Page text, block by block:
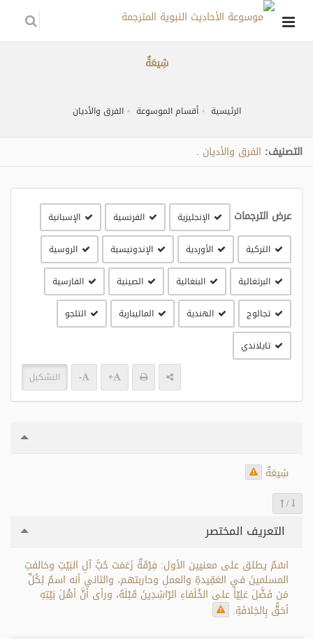
شِيعَةٌ
الرئيسية أقسام الموسوعة الفرق والأديان
التصنيف: الفرق والأديان
عرض الترجمات الإنجليزية الفرنسية الإسبانية
التركية الأوردية الإندونيسية الروسية
البرتغالية البنغالية الصينية الفارسية
تجالوج الهندية الماليبارية التلجو
تايلاندي
+
- التشكيل
شِيعَةٌ
/
التعريف المختصر
اسْمٌ يطلق على معنيين الأول: فِرْقَةٌ زَعَمَت حُبَّ آلِ البَيْتِ وخالفتِ
المسلمينَ في العَقِيدةِ والعملِ وحاربتهم، والثاني أنه اسمٌ لِكُلِّ
مَن فَضَّلَ عَلِيّاً على الخُلَفاءِ الرّاشِدِينَ قَبْلَهُ، ورأى أنَّ أهْلَ بَيْتِهِ
أحَقُّ بِالخِلافَةِ.